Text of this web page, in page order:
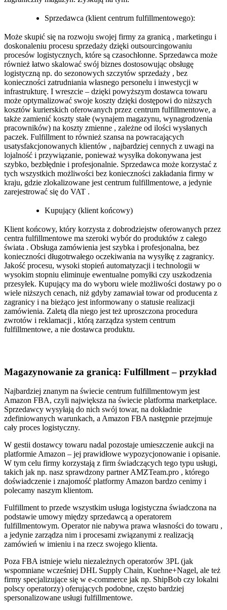
Sprzedawca (klient centrum fulfillmentowego):
Może skupić się na rozwoju swojej firmy za granicą , marketingu i
doskonaleniu procesu sprzedaży dzięki outsourcingowaniu
procesów logistycznych, które są czasochłonne. Sprzedawca może
również łatwo skalować swój biznes dostosowując obsługę
logistyczną np. do sezonowych szczytów sprzedaży , bez
konieczności zatrudniania własnego personelu i inwestycji w
infrastrukturę. I wreszcie – dzięki powyższym dostawca towaru
może optymalizować swoje koszty dzięki dostępowi do niższych
kosztów kurierskich oferowanych przez centrum fulfillmentowe, a
także zamienić koszty stałe (wynajem magazynu, wynagrodzenia
pracowników) na koszty zmienne , zależne od ilości wysłanych
paczek. Fulfillment to również szansa na powracających
usatysfakcjonowanych klientów , najbardziej cennych z uwagi na
lojalność i przywiązanie, ponieważ wysyłka dokonywana jest
szybko, bezbłędnie i profesjonalnie. Sprzedawca może korzystać z
tych wszystkich możliwości bez konieczności zakładania firmy w
kraju, gdzie zlokalizowane jest centrum fulfillmentowe, a jedynie
zarejestrować się do VAT .
Kupujący (klient końcowy)
Klient końcowy, który korzysta z dobrodziejstw oferowanych przez
centra fulfillmentowe ma szeroki wybór do produktów z całego
świata . Obsługa zamówienia jest szybka i profesjonalna, bez
konieczności długotrwałego oczekiwania na wysyłkę z zagranicy.
Jakość procesu, wysoki stopień automatyzacji i technologii w
wysokim stopniu eliminuje ewentualne pomyłki czy uszkodzenia
przesyłek. Kupujący ma do wyboru wiele możliwości dostawy po o
wiele niższych cenach, niż gdyby zamawiał towar od producenta z
zagranicy i na bieżąco jest informowany o statusie realizacji
zamówienia. Zaletą dla niego jest też uproszczona procedura
zwrotów i reklamacji , którą zarządza system centrum
fulfillmentowe, a nie dostawca produktu.
Magazynowanie za granicą: Fulfillment – przykład
Najbardziej znanym na świecie centrum fulfillmentowym jest
Amazon FBA, czyli największa na świecie platforma marketplace.
Sprzedawcy wysyłają do nich swój towar, na dokładnie
zdefiniowanych warunkach, a Amazon FBA następnie przejmuje
cały proces logistyczny.
W gestii dostawcy towaru nadal pozostaje umieszczenie aukcji na
platformie Amazon – jej prawidłowe wypozycjonowanie i opisanie.
W tym celu firmy korzystają z firm świadczących tego typu usługi,
takich jak np. nasz sprawdzony partner AMZTeam.pro , którego
doświadczenie i znajomość platformy Amazon bardzo cenimy i
polecamy naszym klientom.
Fulfillment to przede wszystkim usługa logistyczna świadczona na
podstawie umowy między sprzedawcą a operatorem
fulfillmentowym. Operator nie nabywa prawa własności do towaru ,
a jedynie zarządza nim i procesami związanymi z realizacją
zamówień w imieniu i na rzecz swojego klienta.
Poza FBA istnieje wielu niezależnych operatorów 3PL (jak
wspomniane wcześniej DHL Supply Chain, Kuehne+Nagel, ale też
firmy specjalizujące się w e-commerce jak np. ShipBob czy lokalni
polscy operatorzy) oferujących podobne, często bardziej
spersonalizowane usługi fulfillmentowe.